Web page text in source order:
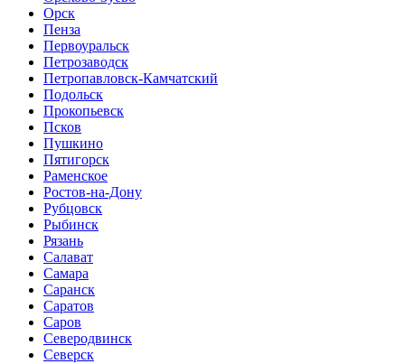
Орск
Пенза
Первоуральск
Петрозаводск
Петропавловск-Камчатский
Подольск
Прокопьевск
Псков
Пушкино
Пятигорск
Раменское
Ростов-на-Дону
Рубцовск
Рыбинск
Рязань
Салават
Самара
Саранск
Саратов
Саров
Северодвинск
Северск